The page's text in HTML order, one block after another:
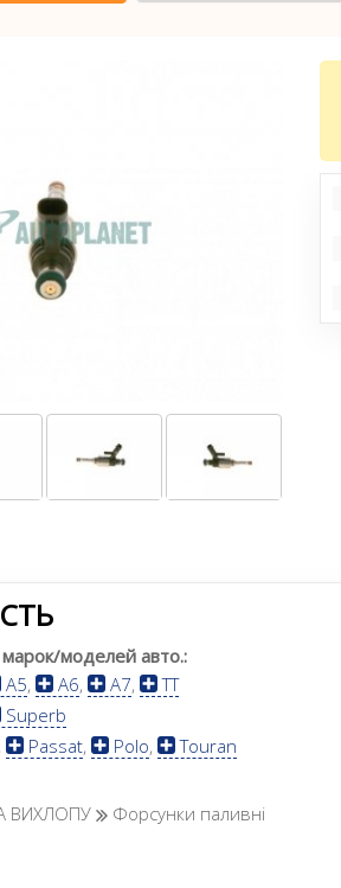
моделей авто.:
A5, A6, A7,
TT
Superb
Passat, Polo,
Touran
ВИХЛОПУ
Форсунки паливні